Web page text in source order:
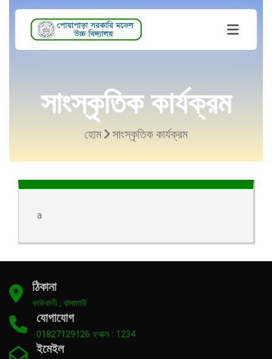
সাংস্কৃতিক কার্যক্রম
হোম সাংস্কৃতিক কার্যক্রম
a
ঠিকানা
কাউখালী , রাঙ্গামাটি
যোগাযোগ
01827129126 ফ্যাক্স : 1234
ইমেইল